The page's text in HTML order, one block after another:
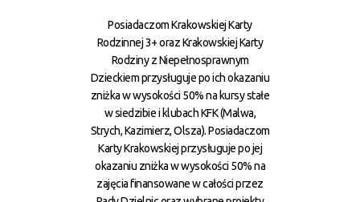
Posiadaczom Krakowskiej Karty
Rodzinnej 3+ oraz Krakowskiej Karty
Rodziny z Niepełnosprawnym
Dzieckiem przysługuje po ich okazaniu
zniżka w wysokości 50% na kursy stałe
w siedzibie i klubach KFK (Malwa,
Strych, Kazimierz, Olsza). Posiadaczom
Karty Krakowskiej przysługuje po jej
okazaniu zniżka w wysokości 50% na
zajęcia finansowane w całości przez